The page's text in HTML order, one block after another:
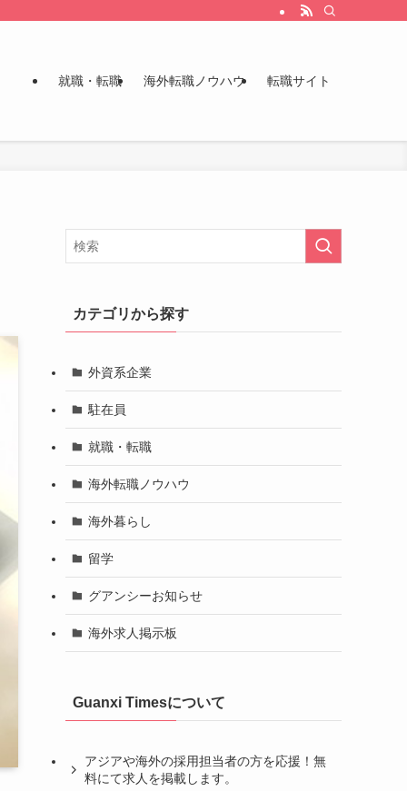
就職・転職 海外転職ノウハウ 転職サイト
カテゴリから探す
外資系企業
駐在員
就職・転職
海外転職ノウハウ
海外暮らし
留学
グアンシーお知らせ
海外求人掲示板
Guanxi Timesについて
アジアや海外の採用担当者の方を応援！無
料にて求人を掲載します。